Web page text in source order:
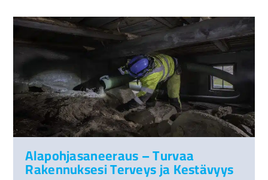
Alapohjasaneeraus – Turvaa
Rakennuksesi Terveys ja Kestävyys